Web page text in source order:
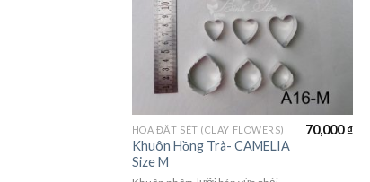
HOA ĐẤT SÉT (CLAY FLOWERS)
Khuôn Hồng Trà- CAMELIA
Size M
70,000₫